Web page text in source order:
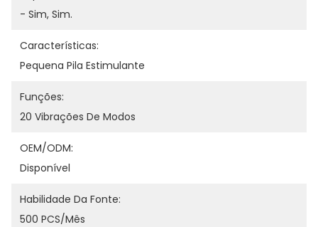
- Sim, Sim.
Características:
Pequena Pila Estimulante
Funções:
20 Vibrações De Modos
OEM/ODM:
Disponível
Habilidade Da Fonte:
500 PCS/Mês